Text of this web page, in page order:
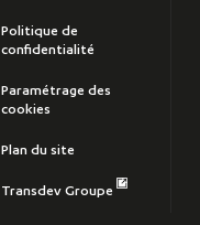
Politique de
confidentialité
Paramétrage des
cookies
Plan du site
Transdev Groupe